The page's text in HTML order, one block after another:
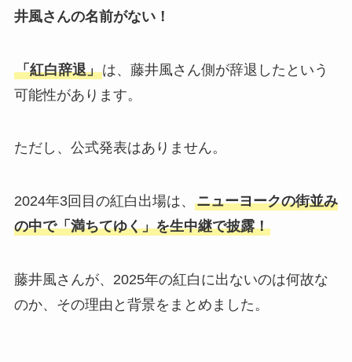
井風さんの名前がない！
「紅白辞退」は、藤井風さん側が辞退したという
可能性があります。
ただし、公式発表はありません。
2024年3回目の紅白出場は、 ニューヨークの街並み
の中で「満ちてゆく」を生中継で披露！
藤井風さんが、2025年の紅白に出ないのは何故な
のか、その理由と背景をまとめました。